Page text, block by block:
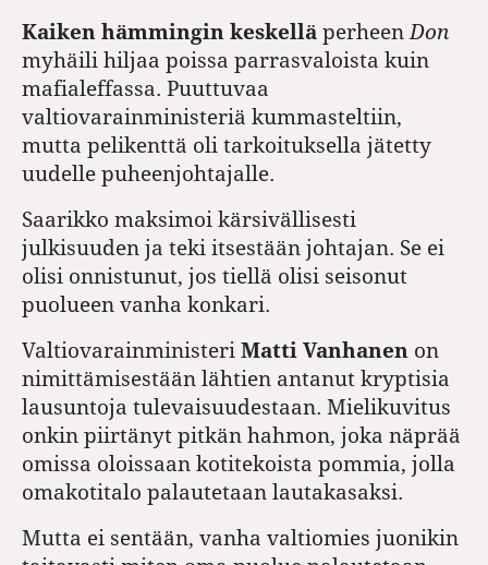
Kaiken hämmingin keskellä perheen Don
myhäili hiljaa poissa parrasvaloista kuin
mafialeffassa. Puuttuvaa
valtiovarainministeriä kummasteltiin,
mutta pelikenttä oli tarkoituksella jätetty
uudelle puheenjohtajalle.
Saarikko maksimoi kärsivällisesti
julkisuuden ja teki itsestään johtajan. Se ei
olisi onnistunut, jos tiellä olisi seisonut
puolueen vanha konkari.
Valtiovarainministeri Matti Vanhanen on
nimittämisestään lähtien antanut kryptisia
lausuntoja tulevaisuudestaan. Mielikuvitus
onkin piirtänyt pitkän hahmon, joka näprää
omissa oloissaan kotitekoista pommia, jolla
omakotitalo palautetaan lautakasaksi.
Mutta ei sentään, vanha valtiomies juonikin